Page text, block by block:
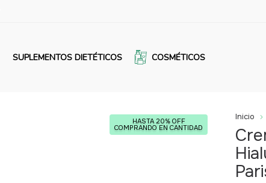
SUPLEMENTOS DIETÉTICOS COSMÉTICOS
HASTA 20% OFF
COMPRANDO EN CANTIDAD
Inicio